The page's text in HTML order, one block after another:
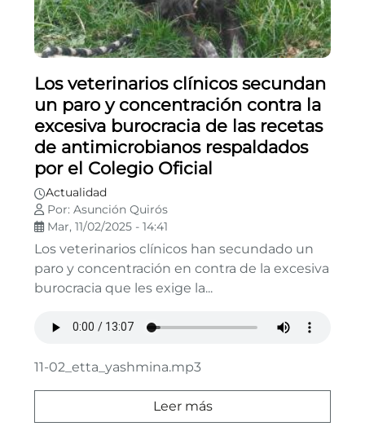
Los veterinarios clínicos secundan
un paro y concentración contra la
excesiva burocracia de las recetas
de antimicrobianos respaldados
por el Colegio Oficial
Actualidad
Por: Asunción Quirós
Mar, 11/02/2025 - 14:41
Los veterinarios clínicos han secundado un
paro y concentración en contra de la excesiva
burocracia que les exige la...
Leer más
11-02_etta_yashmina.mp3